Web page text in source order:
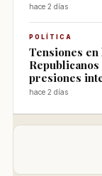
hace 2 días
POLÍTICA
Tensiones
presiones
hace 2 días